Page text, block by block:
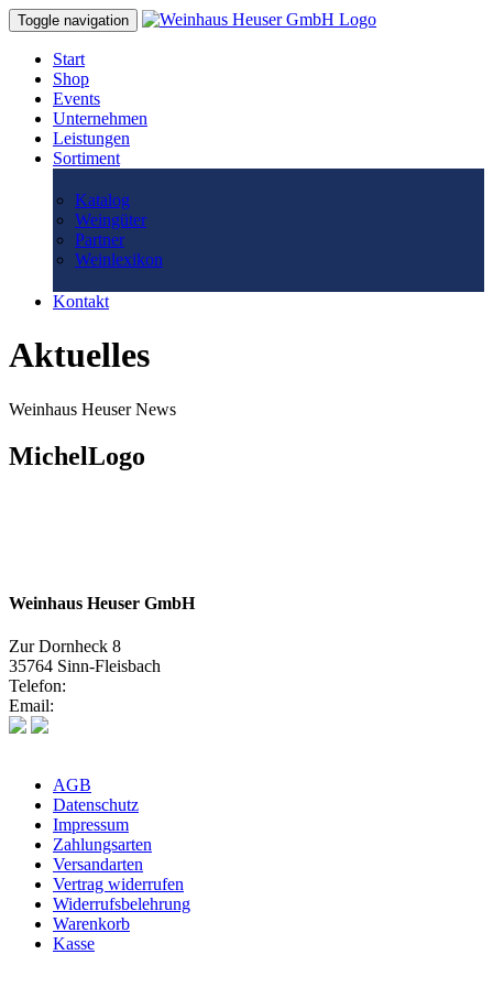
Toggle navigation
Start
Shop
Events
Unternehmen
Leistungen
Sortiment
Katalog
Weingüter
Partner
Weinlexikon
Kontakt
Aktuelles
Weinhaus Heuser News
MichelLogo
Weinhaus Heuser GmbH
Zur Dornheck 8
35764 Sinn-Fleisbach
Telefon:
Email:
AGB
Datenschutz
Impressum
Zahlungsarten
Versandarten
Vertrag widerrufen
Widerrufsbelehrung
Warenkorb
Kasse